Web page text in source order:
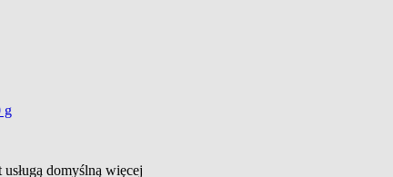
g
domyślną więcej